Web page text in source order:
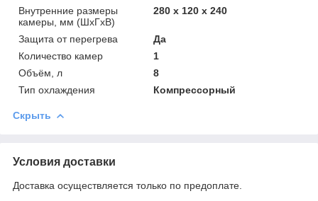
Внутренние размеры
камеры, мм (ШхГхВ)
280 x 120 x 240
Защита от перегрева
Да
Количество камер
1
Объём, л
8
Тип охлаждения
Компрессорный
Скрыть
Условия доставки
Доставка осуществляется только по предоплате.